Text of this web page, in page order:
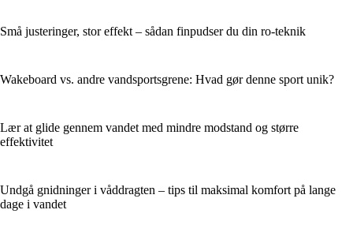
Små justeringer, stor effekt – sådan finpudser du din ro-teknik
Wakeboard vs. andre vandsportsgrene: Hvad gør denne sport unik?
Lær at glide gennem vandet med mindre modstand og større
effektivitet
Undgå gnidninger i våddragten – tips til maksimal komfort på lange
dage i vandet